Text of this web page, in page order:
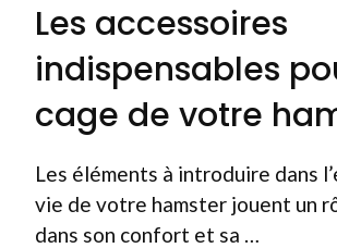
Les accessoires
indispensables
cage de votre
Les éléments à introduire dans
vie de votre hamster jouent un
dans son confort et sa …